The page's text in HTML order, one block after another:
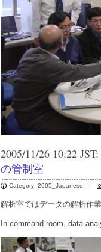
2005/11/26 10:22 JST:
の管制室
Category: 2005_Japanese
解析室ではデータの解析作
In command room, data